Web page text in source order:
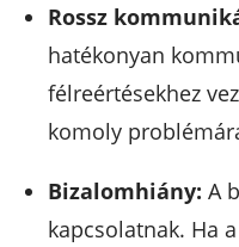
Rossz
hatékonyan
félreértésekhez
komoly
Bizalomhiány: A
kapcsolatnak. Ha